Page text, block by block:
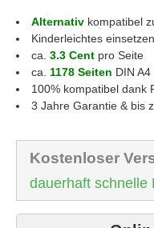
Alternativ kompatibel
Kinderleichtes
ca. 3.3 Cent pro Seite
ca. 1178 Seiten DIN
100% kompatibel dank
3 Jahre Garantie & bis
Kostenloser
dauerhaft schnelle